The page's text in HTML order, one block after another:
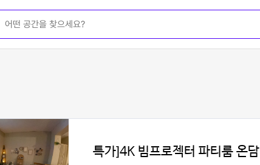
특가]4K 빔프로젝터 파티룸 온담